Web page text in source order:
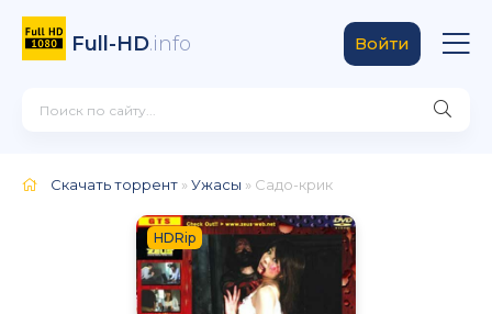
Full-HD.info Войти
Скачать торрент »Ужасы » Садо-крик
HDRip